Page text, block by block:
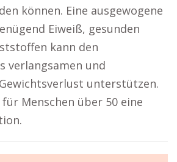
können. Eine ausgewogene
Eiweiß, gesunden
kann den
verlangsamen und
unterstützen.
Menschen über 50 eine